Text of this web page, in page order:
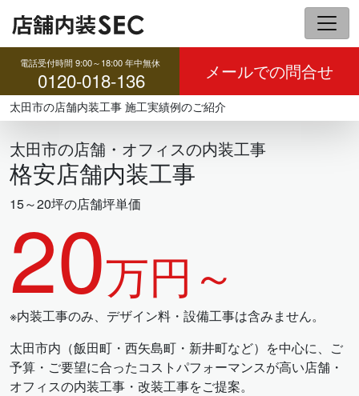
テ
へ
ス
キ
ッ
プ
電話受付時間 9:00～18:00 年中無休
0120-018-136 メールでの問合せ
太田市の店舗内装工事 施工実績例のご紹介
太田市の店舗・オフィスの内装工事
格安店舗内装工事
15～20坪の店舗坪単価
20万円～
※内装工事のみ、デザイン料・設備工事は含みません。
太田市内（飯田町・西矢島町・新井町など）を中心に、ご
予算・ご要望に合ったコストパフォーマンスが高い店舗・
オフィスの内装工事・改装工事をご提案。